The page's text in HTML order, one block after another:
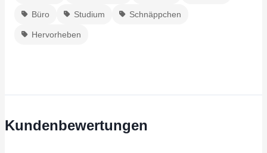
Büro Studium Schnäppchen
Hervorheben
Kundenbewertungen